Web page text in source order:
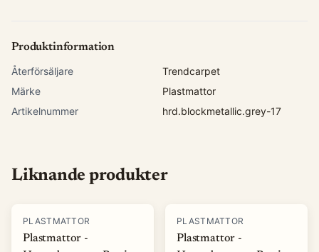
Produktinformation
Återförsäljare
Trendcarpet
Märke
Plastmattor
Artikelnummer
hrd.blockmetallic.grey-17
Liknande produkter
PLASTMATTOR
Plastmattor -
PLASTMATTOR
Plastmattor -